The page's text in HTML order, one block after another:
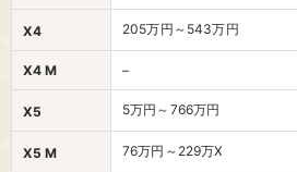
X4 205万円～543万円
X4 M –
X5 5万円～766万円
X5 M 76万円～229万X